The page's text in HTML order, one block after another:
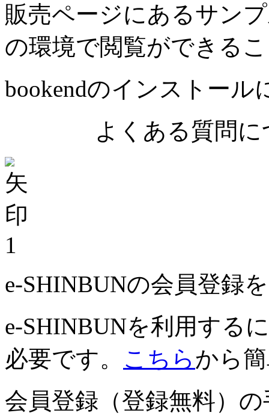
販売ページにあるサン
の環境で閲覧ができる
bookendのインストール
よくある質問に
1
e-SHINBUNの会員登録
e-SHINBUNを利用する
必要です。 こちらから
会員登録（登録無料）